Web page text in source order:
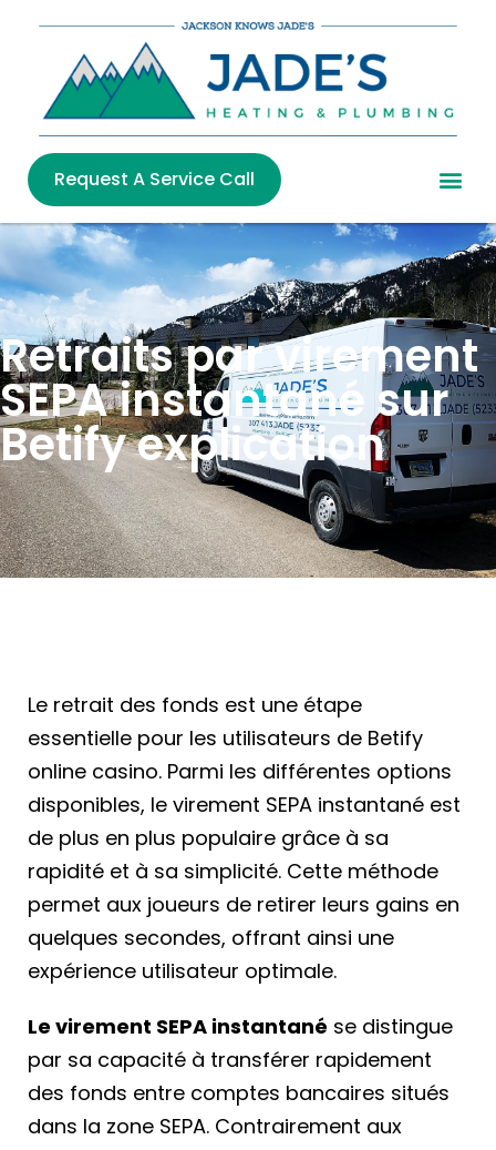
Request A Service Call
Retraits par virement
SEPA instantané sur
Betify explication
Le retrait des fonds est une étape
essentielle pour les utilisateurs de Betify
online casino. Parmi les différentes options
disponibles, le virement SEPA instantané est
de plus en plus populaire grâce à sa
rapidité et à sa simplicité. Cette méthode
permet aux joueurs de retirer leurs gains en
quelques secondes, offrant ainsi une
expérience utilisateur optimale.
Le virement SEPA instantané se distingue
par sa capacité à transférer rapidement
des fonds entre comptes bancaires situés
dans la zone SEPA. Contrairement aux